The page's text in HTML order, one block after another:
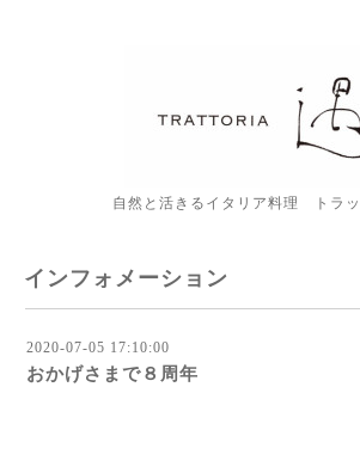
自然と活きるイタリア料理 トラ
インフォメーション
2020-07-05 17:10:00
おかげさまで８周年